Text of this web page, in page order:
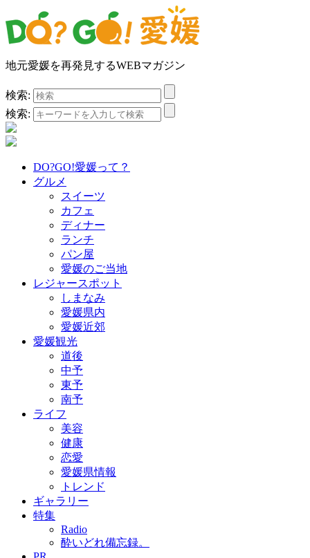
地元愛媛を再発見するWEBマガジン
検索:
検索:
DO?GO!愛媛って？
グルメ
スイーツ
カフェ
ディナー
ランチ
パン屋
愛媛のご当地
レジャースポット
しまなみ
愛媛県内
愛媛近郊
愛媛観光
道後
中予
東予
南予
ライフ
美容
健康
恋愛
愛媛県情報
トレンド
ギャラリー
特集
Radio
酔いどれ備忘録。